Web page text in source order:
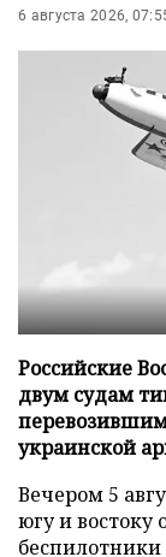
6 августа 2026,
Российские
двум судам
украинской
Вечером 5
югу и востоку
беспилотники